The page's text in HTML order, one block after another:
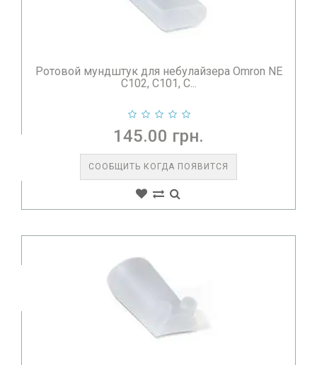
Ротовой мундштук для небулайзера Omron NE
C102, C101, C...
145.00 грн.
СООБЩИТЬ КОГДА ПОЯВИТСЯ